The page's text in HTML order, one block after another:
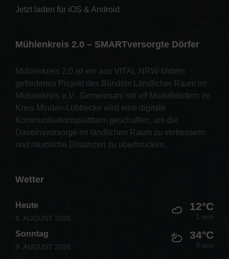
Jetzt laden für iOS & Android
Mühlenkreis 2.0 – SMARTversorgte Dörfer
Mühlenkreis 2.0 ist ein aus VITAL.NRW-Mitteln
gefördertes Projekt des Bündnis Ländlicher Raum im
Mühlenkreis e.V.. Gemeinsam mit elf Modelldörfern im
Kreis Minden-Lübbecke wird eine digitale
Kommunikationsplattform geschaffen, um die
Daseinsvorsorge im ländlichen Raum zu verbessern
und räumliche Distanzen zu überbrücken.
Wetter
Heute
8. AUGUST 2026
12°C
1 m/s
Sonntag
9. AUGUST 2026
34°C
3 m/s